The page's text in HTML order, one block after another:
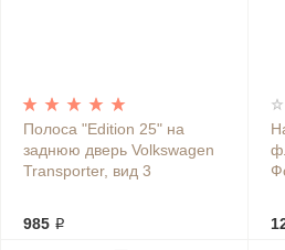
Полоса "Edition 25" на
заднюю дверь Volkswagen
Transporter, вид 3
985 ₽